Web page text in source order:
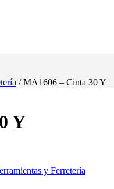
/ MA1606 – Cinta 30 Y
Y
y Ferretería